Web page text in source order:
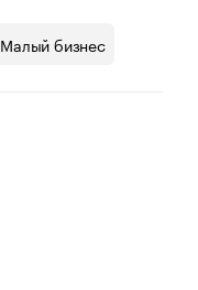
Малый бизнес